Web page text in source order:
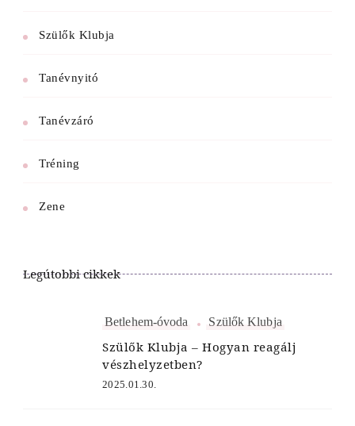
Szülők Klubja
Tanévnyitó
Tanévzáró
Tréning
Zene
Legútobbi cikkek
Betlehem-óvoda Szülők Klubja
Szülők Klubja – Hogyan reagálj
vészhelyzetben?
2025.01.30.